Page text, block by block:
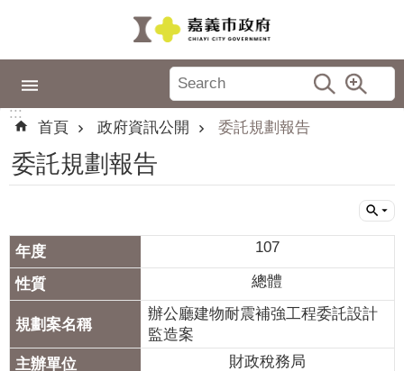
政
專
區
城
牌
認
識
嘉
義
:::
首頁
政府資訊公開 委託規劃報告
委託規劃報告
107
總體
辦公廳建物耐震補強工程委託設計
監造案
財政稅務局